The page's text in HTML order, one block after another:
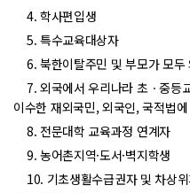
4. 학사편입생
5. 특수교육대상자
6. 북한이탈주민 및 부모가 모두
7. 외국에서 우리나라 초ㆍ중등
이수한 재외국민, 외국인, 국적법
8. 전문대학 교육과정 연계자
9. 농어촌지역·도서·벽지학생
10. 기초생활수급권자 및 차상